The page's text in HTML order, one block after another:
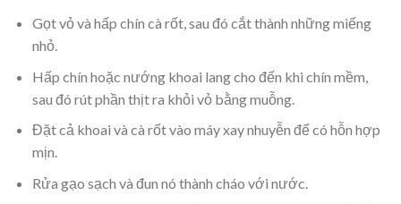
Gọt vỏ và hấp chín cà rốt, sau đó cắt thành những miếng
nhỏ.
Hấp chín hoặc nướng khoai lang cho đến khi chín mềm,
sau đó rút phần thịt ra khỏi vỏ bằng muỗng.
Đặt cả khoai và cà rốt vào máy xay nhuyễn để có hỗn hợp
mịn.
Rửa gạo sạch và đun nó thành cháo với nước.